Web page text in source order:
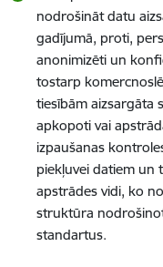
nodrošināt datu
gadījumā, proti,
anonimizēti un
tostarp
tiesībām aizsargāta
apkopoti vai
izpaušanas
piekļuvei datiem un
apstrādes vidi, ko
struktūra
standartus.